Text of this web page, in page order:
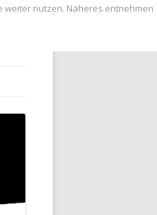
weiter nutzen. Näheres entnehmen